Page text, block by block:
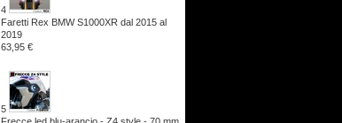
4
Faretti Rex BMW S1000XR dal 2015 al
2019
63,95 €
5